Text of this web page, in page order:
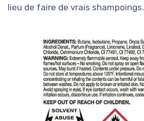
lieu de faire de vrais shampoings.